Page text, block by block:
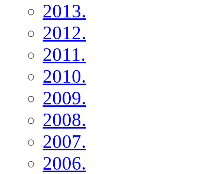
2013.
2012.
2011.
2010.
2009.
2008.
2007.
2006.